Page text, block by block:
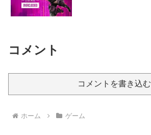
コメント
コメントを書き込む
ホーム ゲーム